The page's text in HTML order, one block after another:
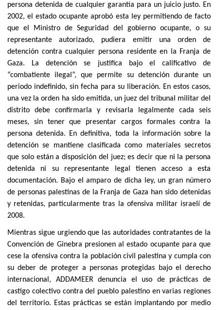
persona detenida de cualquier garantía para un juicio justo. En
2002, el estado ocupante aprobó esta ley permitiendo de facto
que el Ministro de Seguridad del gobierno ocupante, o su
representante autorizado, pudiera emitir una orden de
detención contra cualquier persona residente en la Franja de
Gaza. La detención se justifica bajo el calificativo de
“combatiente ilegal”, que permite su detención durante un
periodo indefinido, sin fecha para su liberación. En estos casos,
una vez la orden ha sido emitida, un juez del tribunal militar del
distrito debe confirmarla y revisarla legalmente cada seis
meses, sin tener que presentar cargos formales contra la
persona detenida. En definitiva, toda la información sobre la
detención se mantiene clasificada como materiales secretos
que solo están a disposición del juez; es decir que ni la persona
detenida ni su representante legal tienen acceso a esta
documentación. Bajo el amparo de dicha ley, un gran número
de personas palestinas de la Franja de Gaza han sido detenidas
y retenidas, particularmente tras la ofensiva militar israelí de
2008.
Mientras sigue urgiendo que las autoridades contratantes de la
Convención de Ginebra presionen al estado ocupante para que
cese la ofensiva contra la población civil palestina y cumpla con
su deber de proteger a personas protegidas bajo el derecho
internacional, ADDAMEER denuncia el uso de prácticas de
castigo colectivo contra del pueblo palestino en varias regiones
del territorio. Estas prácticas se están implantando por medio